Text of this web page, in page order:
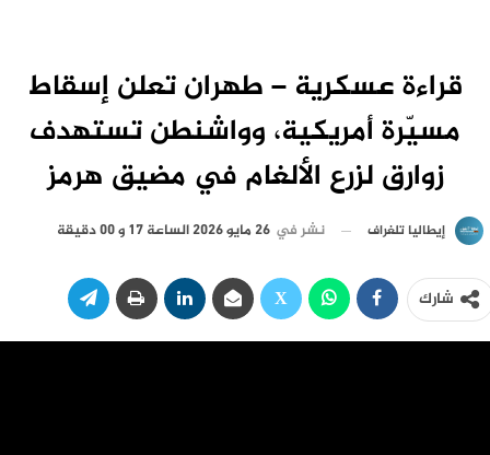
قراءة عسكرية – طهران تعلن إسقاط
مسيّرة أمريكية، وواشنطن تستهدف
زوارق لزرع الألغام في مضيق هرمز
إيطاليا تلغراف نشر في 26 مايو 2026 الساعة 17 و 00 دقيقة
شارك